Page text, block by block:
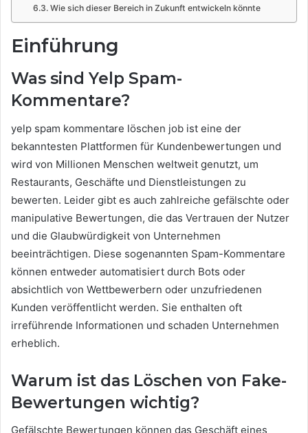
Wie sich dieser Bereich in Zukunft entwickeln könnte
Einführung
Was sind Yelp Spam-
Kommentare?
yelp spam kommentare löschen job ist eine der
bekanntesten Plattformen für Kundenbewertungen und
wird von Millionen Menschen weltweit genutzt, um
Restaurants, Geschäfte und Dienstleistungen zu
bewerten. Leider gibt es auch zahlreiche gefälschte oder
manipulative Bewertungen, die das Vertrauen der Nutzer
und die Glaubwürdigkeit von Unternehmen
beeinträchtigen. Diese sogenannten Spam-Kommentare
können entweder automatisiert durch Bots oder
absichtlich von Wettbewerbern oder unzufriedenen
Kunden veröffentlicht werden. Sie enthalten oft
irreführende Informationen und schaden Unternehmen
erheblich.
Warum ist das Löschen von Fake-
Bewertungen wichtig?
Gefälschte Bewertungen können das Geschäft eines